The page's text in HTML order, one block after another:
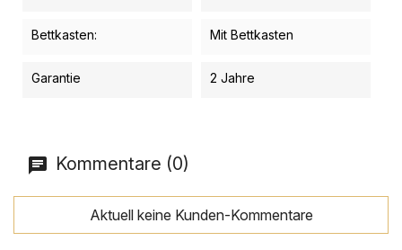
Bettkasten: Mit Bettkasten
Garantie 2 Jahre
Kommentare (0)
Aktuell keine Kunden-Kommentare